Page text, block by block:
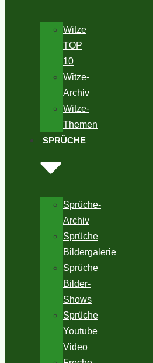
Witze
TOP
10
Witze-
Archiv
Witze-
Themen
SPRÜCHE
Sprüche-
Archiv
Sprüche
Bildergalerie
Sprüche
Bilder-
Shows
Sprüche
Youtube
Video